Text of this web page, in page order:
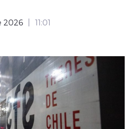
2026 11:01